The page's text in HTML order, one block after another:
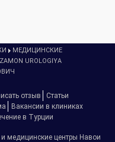
МЕДИЦИНСКИЕ
UROLOGIYA
отзыв
Статьи
Вакансии в клиниках
в Турции
медицинские центры Навои